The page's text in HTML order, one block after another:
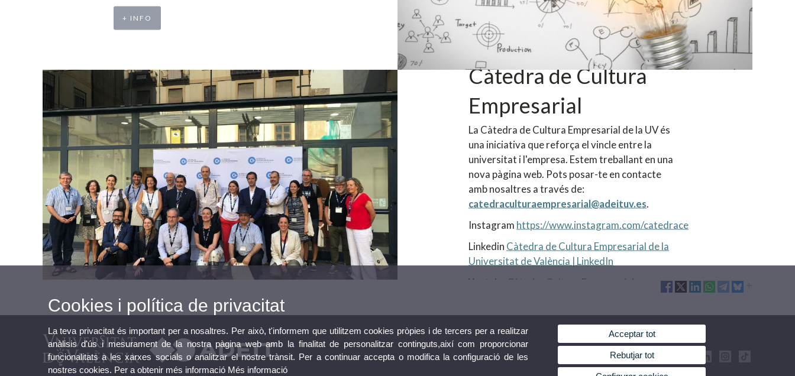
+ INFO
Càtedra de Cultura
Empresarial
La Càtedra de Cultura Empresarial de la UV és
una iniciativa que reforça el vincle entre la
universitat i l'empresa. Estem treballant en una
nova pàgina web. Pots posar-te en contacte
amb nosaltres a través de:
catedraculturaempresarial@adeituv.es
Instagram https://www.instagram.com/catedrace
Linkedin Càtedra de Cultura Empresarial de la
Universitat de València | LinkedIn
Youtube
Càtedra Cultura Empresarial
Cookies i política de privacitat
La teva privacitat és important per a nosaltres. Per això, t'informem que utilitzem cookies pròpies i de tercers per a realitzar
anàlisis d'ús i mesurament de la nostra pàgina web amb la finalitat de personalitzar continguts,així com proporcionar
funcionalitats a les xarxes socials o analitzar el nostre trànsit. Per a continuar accepta o modifica la configuració de les
nostres cookies. Per a obtenir més informació Més informació
Acceptar tot
Rebutjar tot